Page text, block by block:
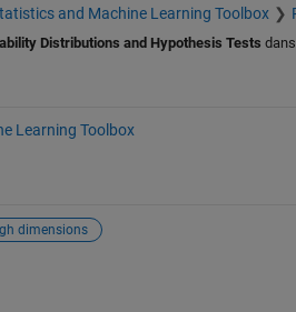
and Machine Learning Toolbox
Distributions and Hypothesis Tests dans
Learning Toolbox
dimensions